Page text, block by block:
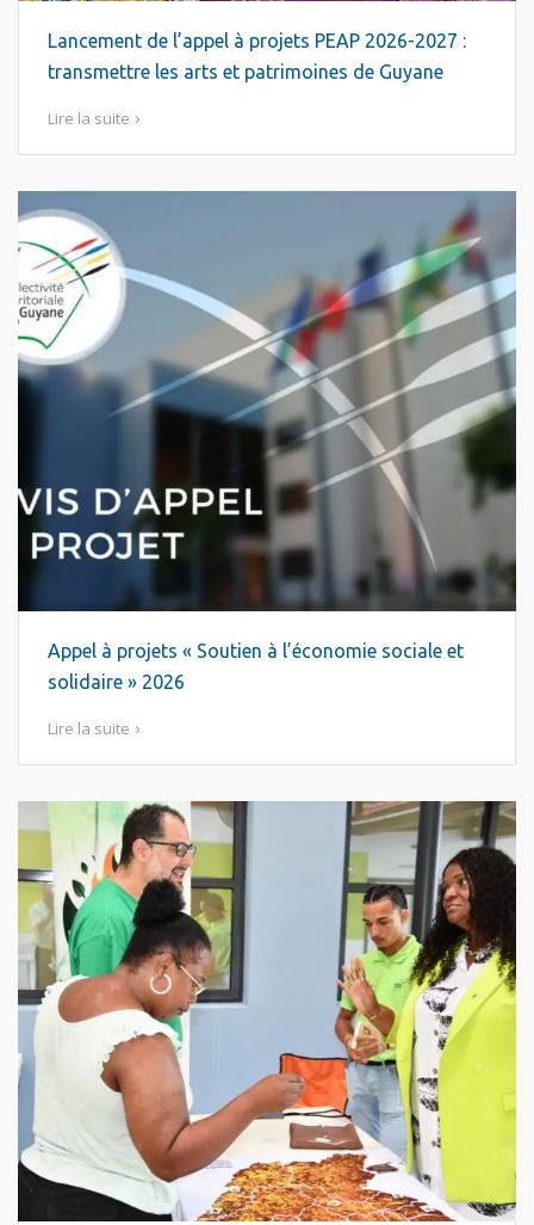
Lancement de l’appel à projets PEAP 2026-2027 :
transmettre les arts et patrimoines de Guyane
Lire la suite
Appel à projets « Soutien à l’économie sociale et
solidaire » 2026
Lire la suite